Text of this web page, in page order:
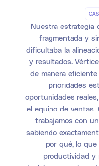
Nuestra estrategia
fragmentada y
dificultaba la
y resultados.
de manera
prioridades
oportunidades
el equipo de ventas.
trabajamos con
sabiendo
por qué, lo
productividad y